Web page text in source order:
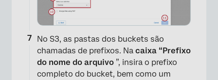
×
No S3, as pastas dos buckets são
chamadas de prefixos. Na caixa “Prefixo
do nome do arquivo ”, insira o prefixo
completo do bucket, bem como um